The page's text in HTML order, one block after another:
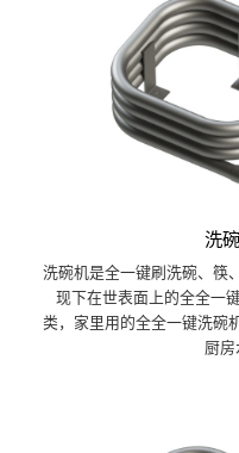
洗
洗碗机是全一键刷洗碗、筷
现下在世表面上的全全一
类，家里用的全全一键洗碗
厨